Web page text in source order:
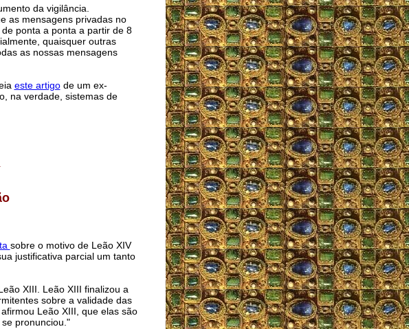
da vigilância.
as mensagens privadas no
ponta a ponta a partir de 8
quaisquer outras
as nossas mensagens
este artigode um ex-
na verdade, sistemas de
sobre o motivo de Leão XIV
justificativa parcial um tanto
XIII. Leão XIII finalizou a
sobre a validade das
Leão XIII, que elas são
pronunciou."